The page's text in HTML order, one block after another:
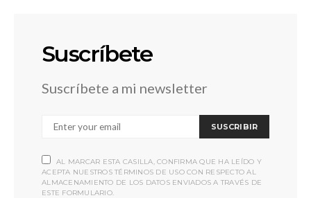
Suscríbete
Suscríbete a mi newsletter
SUSCRIBIR
AL MARCAR ESTA CASILLA, CONFIRMA QUE HA LEÍDO Y
ACEPTA NUESTROS TÉRMINOS DE USO CON RESPECTO AL
ALMACENAMIENTO DE LOS DATOS ENVIADOS A TRAVÉS DE
ESTE FORMULARIO.